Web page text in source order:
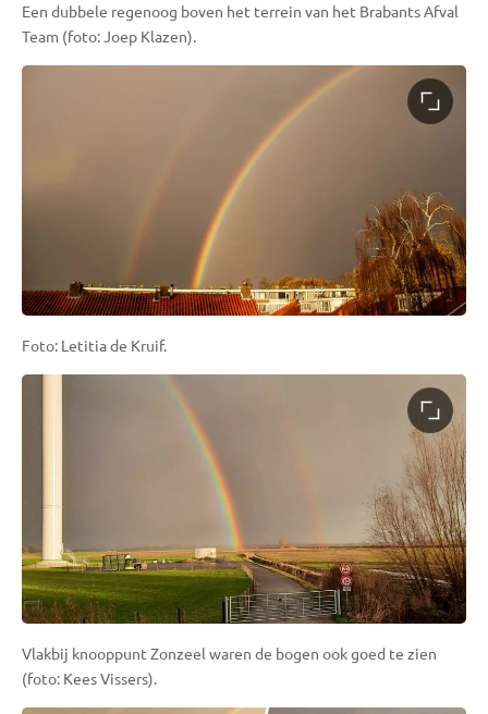
Een dubbele regenoog boven het terrein van het Brabants Afval
Team (foto: Joep Klazen).
Foto: Letitia de Kruif.
Vlakbij knooppunt Zonzeel waren de bogen ook goed te zien
(foto: Kees Vissers).